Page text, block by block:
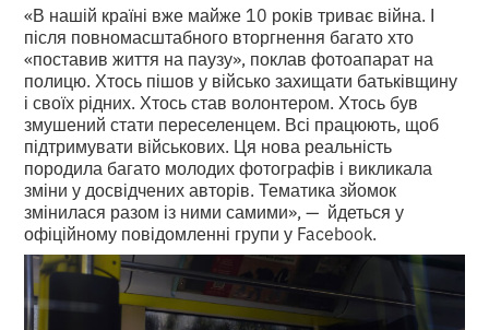
«В нашій країні вже майже 10 років триває війна. І
після повномасштабного вторгнення багато хто
«поставив життя на паузу», поклав фотоапарат на
полицю. Хтось пішов у військо захищати батьківщину
і своїх рідних. Хтось став волонтером. Хтось був
змушений стати переселенцем. Всі працюють, щоб
підтримувати військових. Ця нова реальність
породила багато молодих фотографів і викликала
зміни у досвідчених авторів. Тематика зйомок
змінилася разом із ними самими», — йдеться у
офіційному повідомленні групи у Facebook.